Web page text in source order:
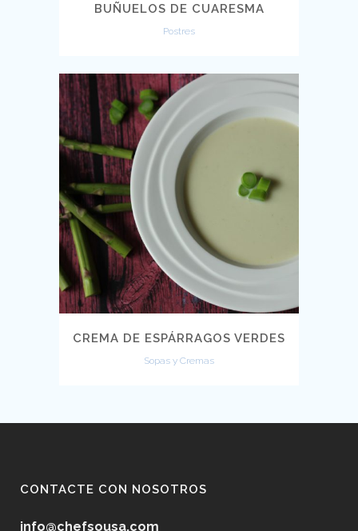
BUÑUELOS DE CUARESMA
Postres
CREMA DE ESPÁRRAGOS VERDES
Sopas y Cremas
CONTACTE CON NOSOTROS
info@chefsousa.com